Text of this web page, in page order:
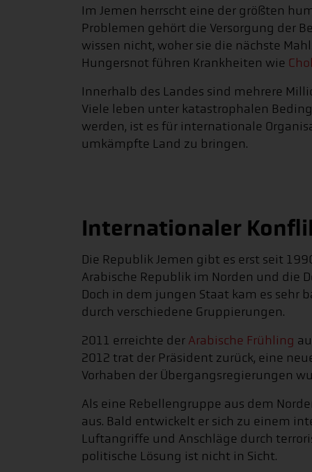
Im Jemen herrscht eine der größten
Problemen gehört die Versorgung der
wissen nicht, woher sie die nächste
Hungersnot führen Krankheiten wie
Innerhalb des Landes sind mehrere
Viele leben unter katastrophalen
werden, ist es für internationale
umkämpfte Land zu bringen.
Internationaler
Die Republik Jemen gibt es erst seit
Arabische Republik im Norden und die
Doch in dem jungen Staat kam es sehr
durch verschiedene Gruppierungen.
2011 erreichte der Arabische Frühling
2012 trat der Präsident zurück, eine
Vorhaben der Übergangsregierungen
Als eine Rebellengruppe aus dem
aus. Bald entwickelt er sich zu einem
Luftangriffe und Anschläge durch
politische Lösung ist nicht in Sicht.